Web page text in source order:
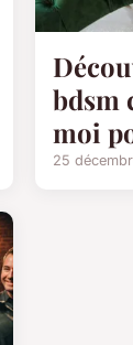
bdsm
moi
25